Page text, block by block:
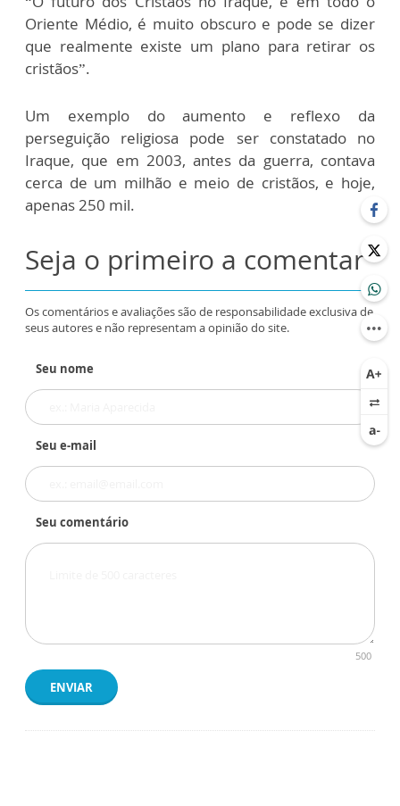
Oriente Médio, é muito obscuro e pode se dizer
que realmente existe um plano para retirar os
cristãos”.
Um exemplo do aumento e reflexo da
perseguição religiosa pode ser constatado no
Iraque, que em 2003, antes da guerra, contava
cerca de um milhão e meio de cristãos, e hoje,
apenas 250 mil.
Seja o primeiro a comentar
Os comentários e avaliações são de responsabilidade exclusiva de
seus autores e não representam a opinião do site.
Seu nome
Seu e-mail
Seu comentário
500
ENVIAR